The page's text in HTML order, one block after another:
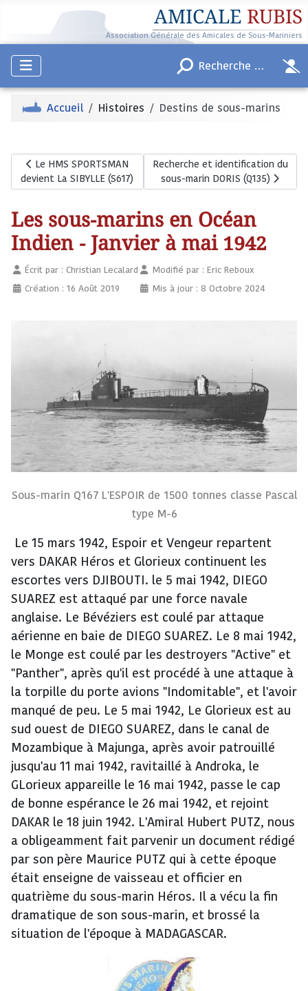
AMICALE RUBIS
Association Générale des Amicales de Sous-Mariniers
Accueil Histoires Destins de sous-marins
Article précédent : Le HMS SPORTSMAN devient La SIBYLLE
Le HMS SPORTSMAN
devient La SIBYLLE (S617)
Article suivant : Recherche et
Recherche et identification du
sous-marin DORIS (Q135)
Les sous-marins en Océan
Indien - Janvier à mai 1942
Écrit par :Christian Lecalard
Création : 16 Août 2019
Modifié par : Eric Reboux
Mis à jour : 8 Octobre 2024
Sous-marin Q167 L'ESPOIR de 1500 tonnes classe Pascal
type M-6
Le 15 mars 1942, Espoir et Vengeur repartent
vers DAKAR Héros et Glorieux continuent les
escortes vers DJIBOUTI. le 5 mai 1942, DIEGO
SUAREZ est attaqué par une force navale
anglaise. Le Bévéziers est coulé par attaque
aérienne en baie de DIEGO SUAREZ. Le 8 mai 1942,
le Monge est coulé par les destroyers "Active" et
"Panther", après qu'il est procédé à une attaque à
la torpille du porte avions "Indomitable", et l'avoir
manqué de peu. Le 5 mai 1942, Le Glorieux est au
sud ouest de DIEGO SUAREZ, dans le canal de
Mozambique à Majunga, après avoir patrouillé
jusqu'au 11 mai 1942, ravitaillé à Androka, le
GLorieux appareille le 16 mai 1942, passe le cap
de bonne espérance le 26 mai 1942, et rejoint
DAKAR le 18 juin 1942. L'Amiral Hubert PUTZ, nous
a obligeamment fait parvenir un document rédigé
par son père Maurice PUTZ qui à cette époque
était enseigne de vaisseau et officier en
quatrième du sous-marin Héros. Il a vécu la fin
dramatique de son sous-marin, et brossé la
situation de l'époque à MADAGASCAR.